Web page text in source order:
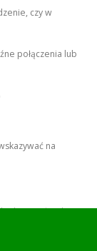
czy w
połączenia lub
na
w systemie: